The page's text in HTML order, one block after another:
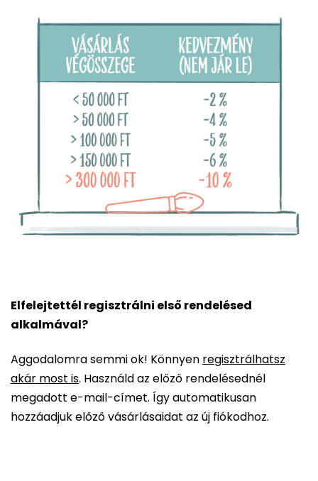
Elfelejtettél regisztrálni első rendelésed
alkalmával?
Aggodalomra semmi ok! Könnyen regisztrálhatsz
akár most is. Használd az előző rendelésednél
megadott e-mail-címet. Így automatikusan
hozzáadjuk előző vásárlásaidat az új fiókodhoz.